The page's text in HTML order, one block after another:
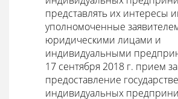
представлять их интересы
уполномоченные
юридическими лицами и
индивидуальными
17 сентября 2018 г. прием
предоставление
индивидуальных